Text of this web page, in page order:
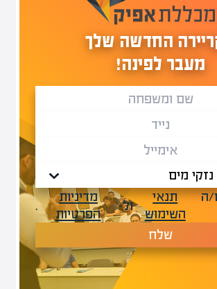
החדשה שלך
מעבר לפינה!
ה
תנאי
השימוש
ול-
מדיניות
הפרטיות
.
שלח